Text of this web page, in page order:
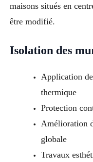
maisons situés en
être modifié.
Isolation des
Application
thermique
Protection
Amélioration
globale
Travaux